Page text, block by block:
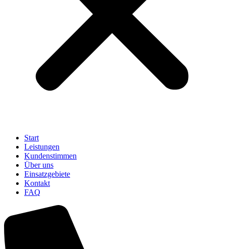
Start
Leistungen
Kundenstimmen
Über uns
Einsatzgebiete
Kontakt
FAQ